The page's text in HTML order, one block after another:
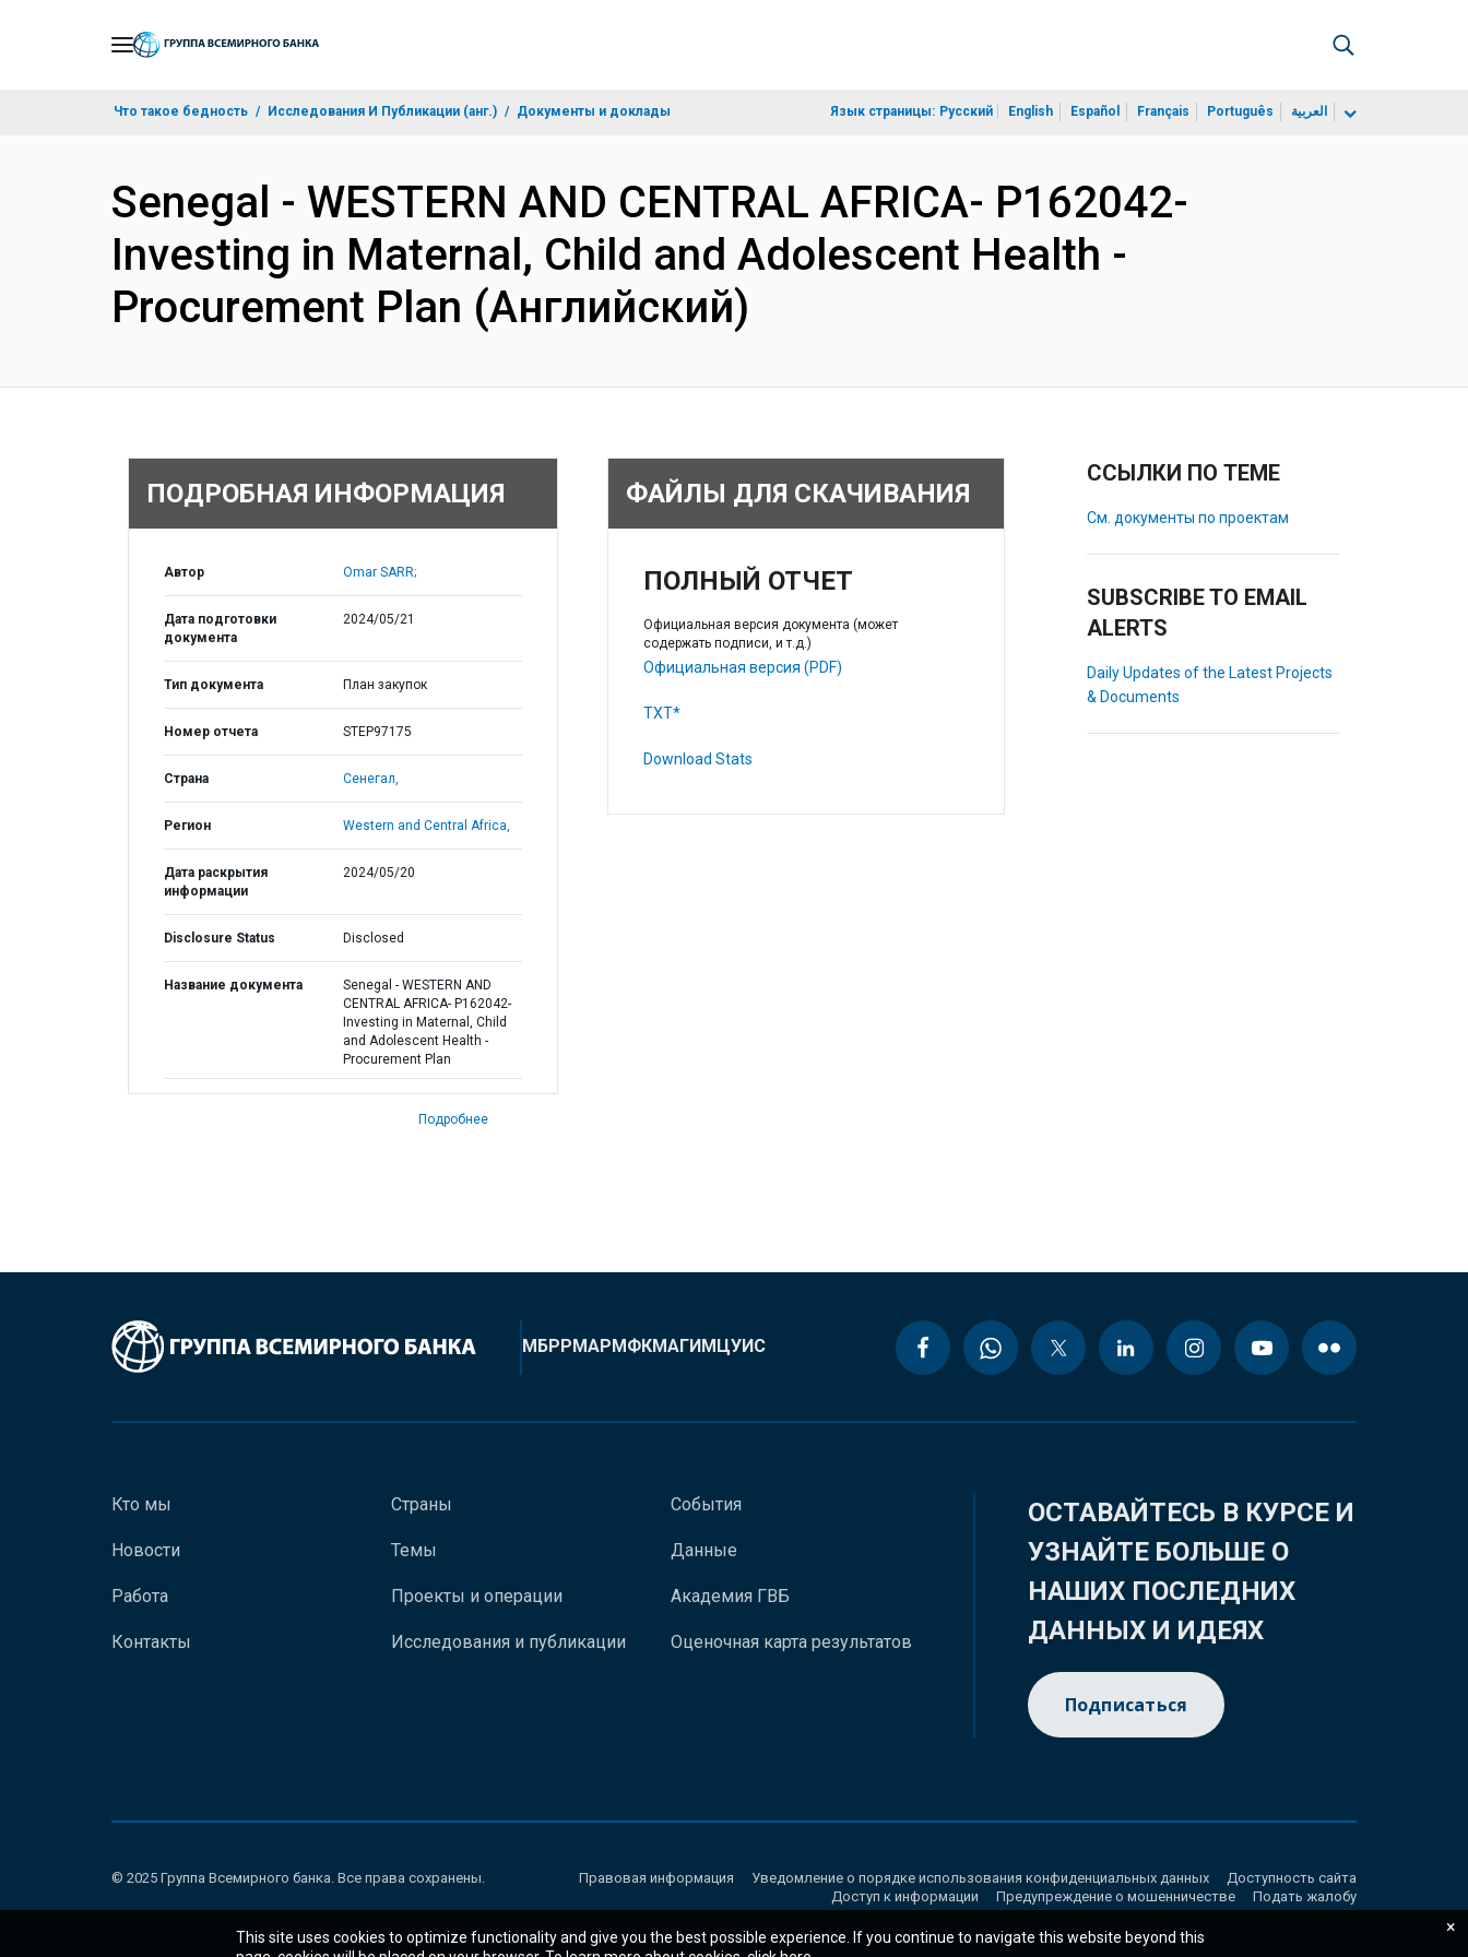
Что такое бедность Исследования И Публикации (анг.) Документы и доклады Язык страницы: Русский English Español Français Português العربية
Senegal - WESTERN AND CENTRAL AFRICA- P162042-
Investing in Maternal, Child and Adolescent Health -
Procurement Plan (Английский)
ПОДРОБНАЯ ИНФОРМАЦИЯ
Автор Omar SARR;
Дата подготовки
документа
2024/05/21
Тип документа План закупок
Номер отчета STEP97175
Страна Сенегал,
Регион Western and Central Africa,
Дата раскрытия
информации
2024/05/20
Disclosure Status Disclosed
Название документа
Senegal - WESTERN AND
CENTRAL AFRICA- P162042-
Investing in Maternal, Child
and Adolescent Health -
Procurement Plan
Подробнее
ФАЙЛЫ ДЛЯ СКАЧИВАНИЯ
ПОЛНЫЙ ОТЧЕТ
Официальная версия документа (может
содержать подписи, и т.д.)
Официальная версия (PDF)
TXT*
Download Stats
ССЫЛКИ ПО ТЕМЕ
См. документы по проектам
SUBSCRIBE TO EMAIL
ALERTS
Daily Updates of the Latest Projects
& Documents
МБРРМАРМФКМАГИМЦУИС
Кто мы
Новости
Работа
Контакты
Страны
Темы
Проекты и операции
Исследования и публикации
События
Данные
Академия ГВБ
Оценочная карта результатов
ОСТАВАЙТЕСЬ В КУРСЕ И
УЗНАЙТЕ БОЛЬШЕ О
НАШИХ ПОСЛЕДНИХ
ДАННЫХ И ИДЕЯХ
Подписаться
© 2025 Группа Всемирного банка. Все права сохранены. Правовая информация Уведомление о порядке использования конфиденциальных данных
Доступность сайта
Доступ к информации
Предупреждение о мошенничестве Подать жалобу
This site uses cookies to optimize functionality and give you the best possible experience. If you continue to navigate this website beyond this
×